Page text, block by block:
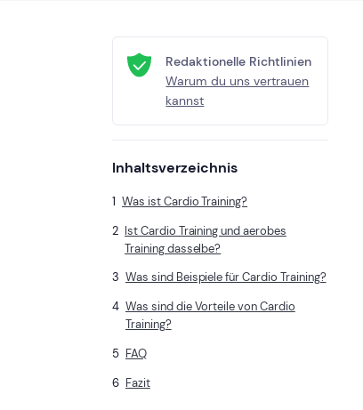
Redaktionelle Richtlinien
Warum du uns vertrauen
kannst
Inhaltsverzeichnis
Was ist Cardio Training?
Ist Cardio Training und aerobes
Training dasselbe?
Was sind Beispiele für Cardio Training?
Was sind die Vorteile von Cardio
Training?
FAQ
Fazit